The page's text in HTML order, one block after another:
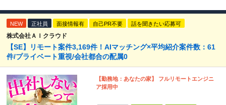
NEW 正社員 面接情報有 自己PR不要 話を聞きたい応募可
株式会社ＡＩクラウド
【SE】リモート案件3,169件！AIマッチング×平均紹介案件数：61
件/プライベート重視/会社都合の配属0
【勤務地：あなたの家】 フルリモートエンジニ
ア採用中